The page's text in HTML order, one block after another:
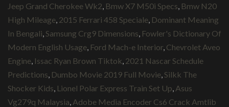
Jeep Grand Cherokee Wk2 Bmw X7 M50i Specs Bmw N20
High Mileage 2015 Ferrari 458 Speciale Dominant Meaning
In Bengali Samsung Crg9 Dimensions Fowler's Dictionary Of
Modern English Usage Ford Mach-e Interior Chevrolet Aveo
Engine Issac Ryan Brown Tiktok 2021 Nascar Schedule
Predictions Dumbo Movie 2019 Full Movie Silkk The
Shocker Kids Lionel Polar Express Train Set Up Asus
Vg279q Malaysia Adobe Media Encoder Cs6 Crack Amtlib